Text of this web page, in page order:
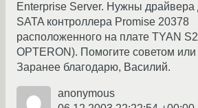
Enterprise Server. Нужны драйвера
SATA контроллера Promise 20378
расположенного на плате TYAN
OPTERON). Помогите советом или
Заранее благодарю, Василий.
anonymous